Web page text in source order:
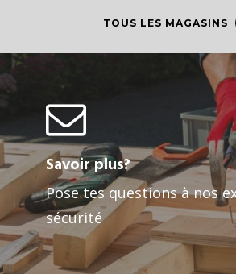
TOUS LES MAGASINS
Savoir plus?
Pose tes questions à nos
sécurité